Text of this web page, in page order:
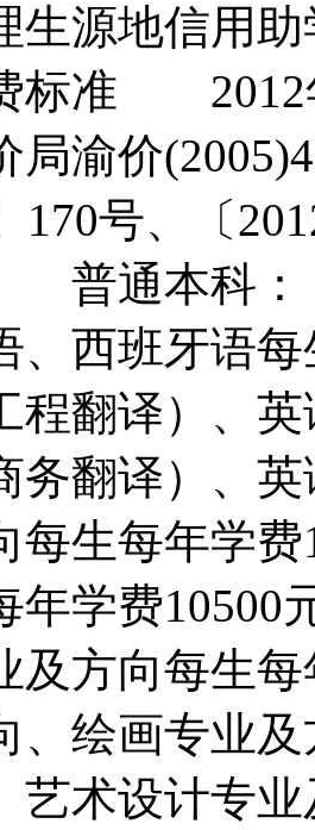
生源地信
标准 2012
局渝价
170号、〔
普通本科：
、西班牙语
程翻译）、
务翻译）、
每生每年学
年学费
及方向每生
、绘画专业
设计专业